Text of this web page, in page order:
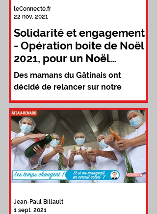
Solidarité et engagement
- Opération boite de Noël
2021, pour un Noël
solidaire dans le
Gâtinais...
Des mamans du Gâtinais ont
décidé de relancer sur notre
territoire l’opération « Boite de
Noël » que l’on retrouve
aujourd’hui un peu...
leConnecté.fr
22 nov. 2021
Jean-Paul Billault
1 sept. 2021